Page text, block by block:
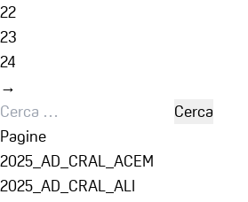
22
23
24
→
Ricerca
per:
Pagine
2025_AD_CRAL_ACEM
2025_AD_CRAL_ALI